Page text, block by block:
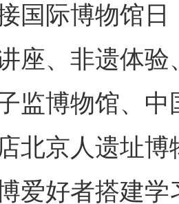
际博物馆日
座、非遗体
监博物馆、
北京人遗址
爱好者搭建